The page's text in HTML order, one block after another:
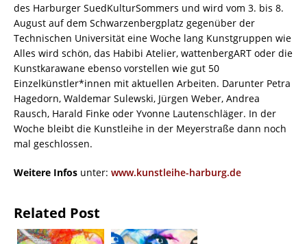
des Harburger SuedKulturSommers und wird vom 3. bis 8.
August auf dem Schwarzenbergplatz gegenüber der
Technischen Universität eine Woche lang Kunstgruppen wie
Alles wird schön, das Habibi Atelier, wattenbergART oder die
Kunstkarawane ebenso vorstellen wie gut 50
Einzelkünstler*innen mit aktuellen Arbeiten. Darunter Petra
Hagedorn, Waldemar Sulewski, Jürgen Weber, Andrea
Rausch, Harald Finke oder Yvonne Lautenschläger. In der
Woche bleibt die Kunstleihe in der Meyerstraße dann noch
mal geschlossen.
Weitere Infos unter: www.kunstleihe-harburg.de
Related Post